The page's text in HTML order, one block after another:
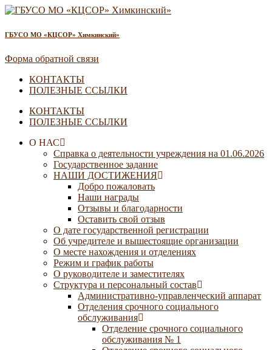
ГБУСО МО «КЦСОР» Химкинский»
Форма обратной связи
КОНТАКТЫ
ПОЛЕЗНЫЕ ССЫЛКИ
КОНТАКТЫ
ПОЛЕЗНЫЕ ССЫЛКИ
О НАС
Справка о деятельности учреждения на 01.06.2026
Государственное задание
НАШИ ДОСТИЖЕНИЯ
Добро пожаловать
Наши награды
Отзывы и благодарности
Оставить свой отзыв
О дате государственной регистрации
Об учредителе и вышестоящие организации
О месте нахождения и отделениях
Режим и график работы
О руководителе и заместителях
Структура и персональный состав
Административно-управленческий аппарат
Отделения срочного социального
обслуживания
Отделение срочного социального
обслуживания № 1